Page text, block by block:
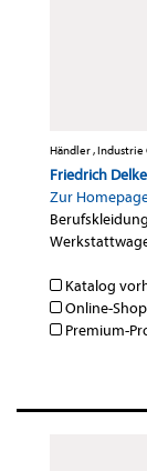
Händler , Industrie
Friedrich
Zur
Berufskleidung
Katalog
Online-
Premium-